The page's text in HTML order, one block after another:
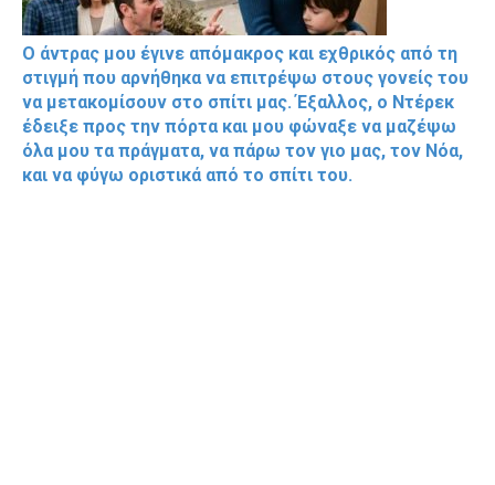
Ο άντρας μου έγινε απόμακρος και εχθρικός από τη
στιγμή που αρνήθηκα να επιτρέψω στους γονείς του
να μετακομίσουν στο σπίτι μας. Έξαλλος, ο Ντέρεκ
έδειξε προς την πόρτα και μου φώναξε να μαζέψω
όλα μου τα πράγματα, να πάρω τον γιο μας, τον Νόα,
και να φύγω οριστικά από το σπίτι του.